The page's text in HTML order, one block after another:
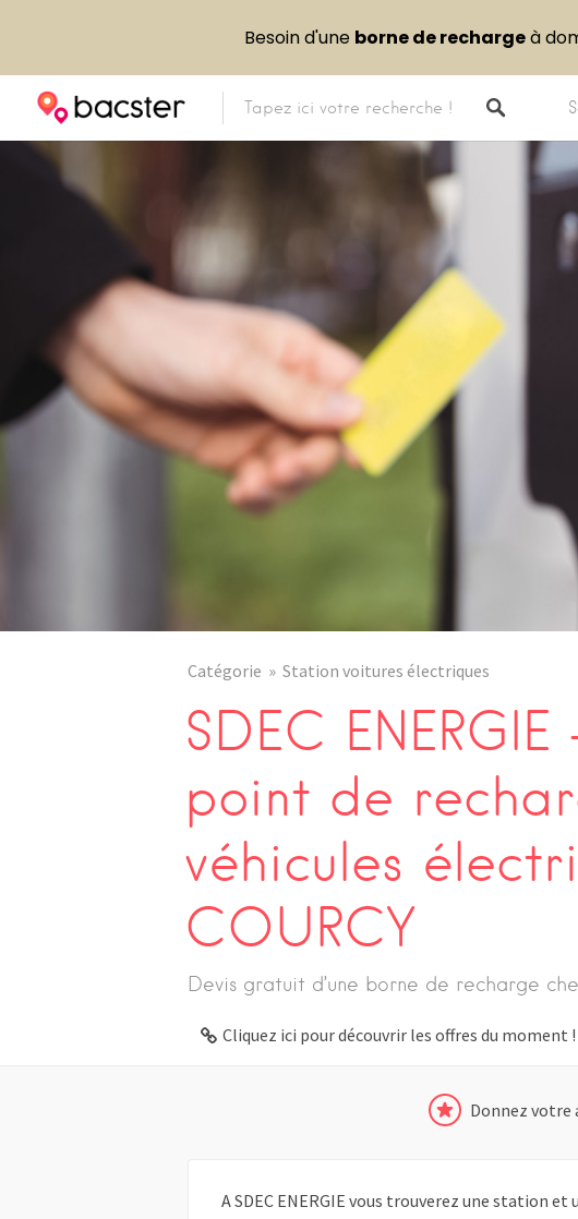
Catégorie Station voitures électriques
SDEC
point de
véhicules
COURCY
Devis gratuit d’une borne de recharge
Cliquez ici pour découvrir les offres du moment !
Donnez votre
A SDEC ENERGIE vous trouverez une station et
Besoin d'une borne de rechargeà